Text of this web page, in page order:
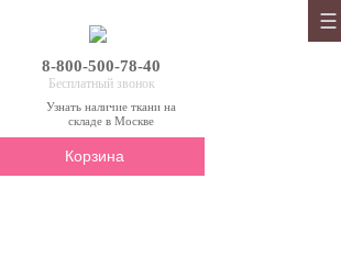
8-800-500-78-40
Бесплатный звонок
Узнать наличие ткани на
складе в Москве
Корзина